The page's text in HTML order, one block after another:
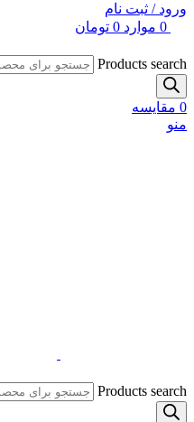
ورود / ثبت نام
0 موارد 0 تومان
Products search
0 مقایسه
منو
Products search